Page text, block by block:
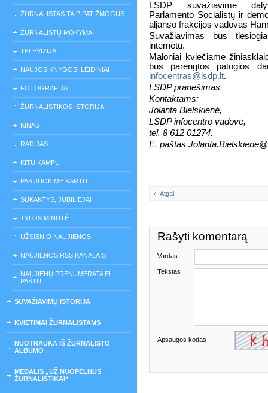
ŽURNALISTAS TAIP PAT ŽMOGUS
ŽURNALISTŲ MOKYMAI
TELEVIZIJA
NAUJOS KNYGOS, LEIDINIAI
FOTOGRAFIJA
ŽURNALISTIKOS ISTORIJA
KINAS
RADIJAS
KITU KAMPU
PASIJUOKIME KARTU
SUKAKTYS, JUBILIEJAI
TYLOS MINUTĖ
UŽSIENIO NAUJIENOS
NAUJIENOS RSS KANALAIS
NAUJIENŲ PRENUMERATA EL.
PAŠTU
SUVAŽIAVIMŲ ISTORIJA
KVIETIMAI ŽURNALISTAMS
NUOTRAUKA IŠ ŽURNALISTO
ALBUMO
MEDALIS „UŽ NUOPELNUS
ŽURNALISTIKAI“
LSDP suvažiavime
Parlamento Socialistų ir
aljanso frakcijos vadovas
Suvažiavimas bus
internetu.
Maloniai kviečiame
bus parengtos patogios
infocentras@lsdp.lt.
LSDP pranešimas
Kontaktams:
Jolanta Bielskienė,
LSDP infocentro vadovė,
tel. 8 612 01274.
E. paštas
Atgal
Rašyti komentarą
Vardas
Tekstas
Apsaugos kodas